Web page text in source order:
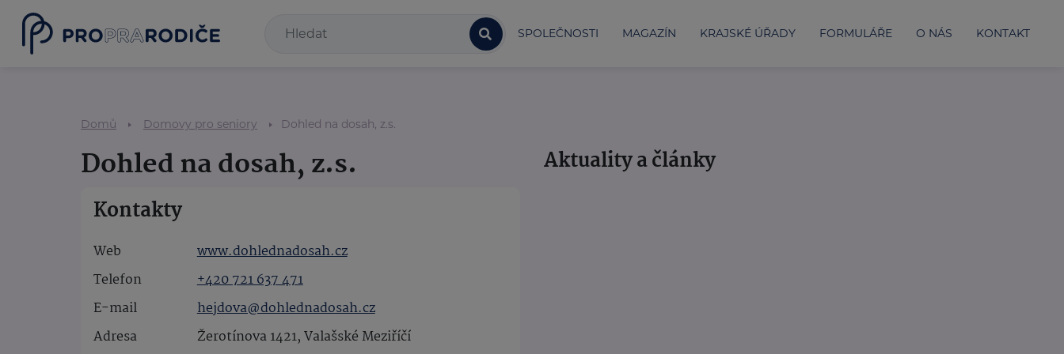
SPOLEČNOSTI MAGAZÍN KRAJSKÉ ÚŘADY FORMULÁŘE O NÁS KONTAKT
Domů Domovy pro seniory Dohled na dosah, z.s.
Dohled na dosah, z.s.
Kontakty
Web
www.dohlednadosah.cz
Telefon
+420 721 637 471
E-mail
hejdova@dohlednadosah.cz
Adresa
Žerotínova 1421, Valašské Meziříčí
Aktuality a články